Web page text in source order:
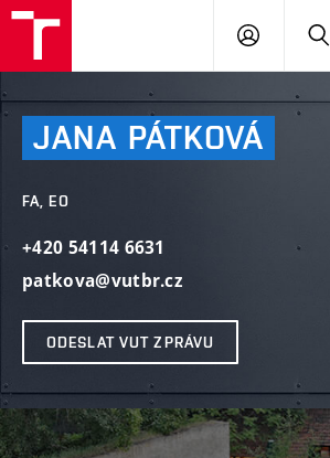
PŘIHLÁSIT
JANA PÁTKOVÁ
FA, EO
+420 54114 6631
patkova@vutbr.cz
ODESLAT VUT ZPRÁVU